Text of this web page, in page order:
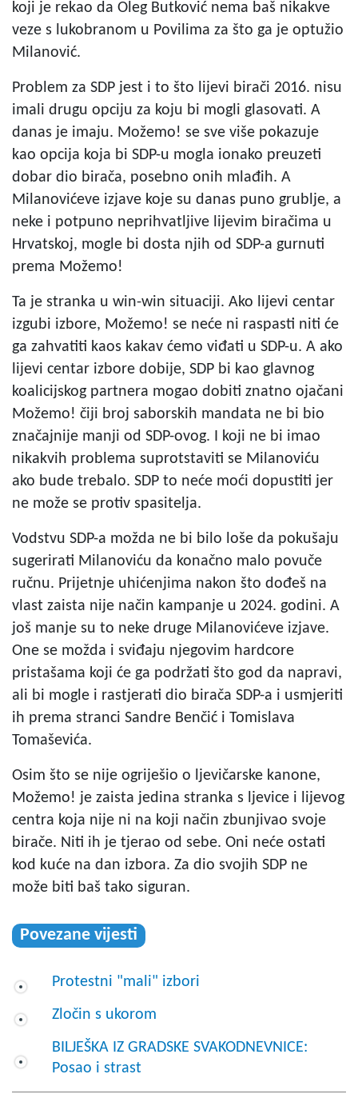
koji je rekao da Oleg Butković nema baš nikakve
veze s lukobranom u Povilima za što ga je optužio
Milanović.
Problem za SDP jest i to što lijevi birači 2016. nisu
imali drugu opciju za koju bi mogli glasovati. A
danas je imaju. Možemo! se sve više pokazuje
kao opcija koja bi SDP-u mogla ionako preuzeti
dobar dio birača, posebno onih mlađih. A
Milanovićeve izjave koje su danas puno grublje, a
neke i potpuno neprihvatljive lijevim biračima u
Hrvatskoj, mogle bi dosta njih od SDP-a gurnuti
prema Možemo!
Ta je stranka u win-win situaciji. Ako lijevi centar
izgubi izbore, Možemo! se neće ni raspasti niti će
ga zahvatiti kaos kakav ćemo viđati u SDP-u. A ako
lijevi centar izbore dobije, SDP bi kao glavnog
koalicijskog partnera mogao dobiti znatno ojačani
Možemo! čiji broj saborskih mandata ne bi bio
značajnije manji od SDP-ovog. I koji ne bi imao
nikakvih problema suprotstaviti se Milanoviću
ako bude trebalo. SDP to neće moći dopustiti jer
ne može se protiv spasitelja.
Vodstvu SDP-a možda ne bi bilo loše da pokušaju
sugerirati Milanoviću da konačno malo povuče
ručnu. Prijetnje uhićenjima nakon što dođeš na
vlast zaista nije način kampanje u 2024. godini. A
još manje su to neke druge Milanovićeve izjave.
One se možda i sviđaju njegovim hardcore
pristašama koji će ga podržati što god da napravi,
ali bi mogle i rastjerati dio birača SDP-a i usmjeriti
ih prema stranci Sandre Benčić i Tomislava
Tomaševića.
Osim što se nije ogriješio o ljevičarske kanone,
Možemo! je zaista jedina stranka s ljevice i lijevog
centra koja nije ni na koji način zbunjivao svoje
birače. Niti ih je tjerao od sebe. Oni neće ostati
kod kuće na dan izbora. Za dio svojih SDP ne
može biti baš tako siguran.
Povezane vijesti
Protestni "mali" izbori
Zločin s ukorom
BILJEŠKA IZ GRADSKE SVAKODNEVNICE:
Posao i strast